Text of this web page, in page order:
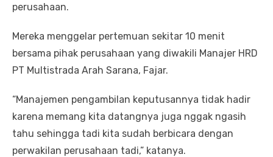
perusahaan.
Mereka menggelar pertemuan sekitar 10 menit
bersama pihak perusahaan yang diwakili Manajer HRD
PT Multistrada Arah Sarana, Fajar.
“Manajemen pengambilan keputusannya tidak hadir
karena memang kita datangnya juga nggak ngasih
tahu sehingga tadi kita sudah berbicara dengan
perwakilan perusahaan tadi,” katanya.